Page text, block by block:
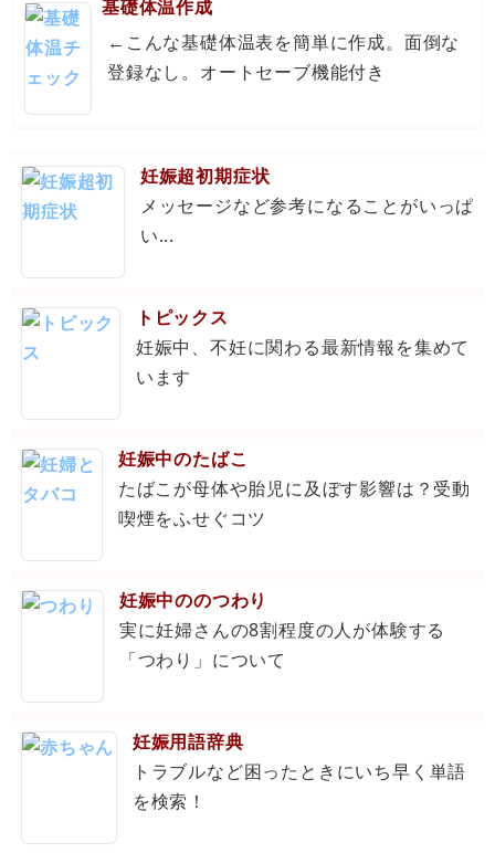
基礎体温作成
←こんな基礎体温表を簡単に作成。面倒な
登録なし。オートセーブ機能付き
妊娠超初期症状
メッセージなど参考になることがいっぱ
い...
トピックス
妊娠中、不妊に関わる最新情報を集めて
います
妊娠中のたばこ
たばこが母体や胎児に及ぼす影響は？受動
喫煙をふせぐコツ
妊娠中ののつわり
実に妊婦さんの8割程度の人が体験する
「つわり」について
妊娠用語辞典
トラブルなど困ったときにいち早く単語
を検索！